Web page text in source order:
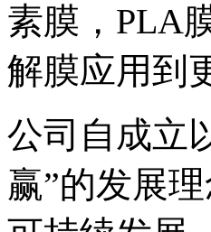
素膜，PLA
解膜应用到
公司自成立
赢”的发展